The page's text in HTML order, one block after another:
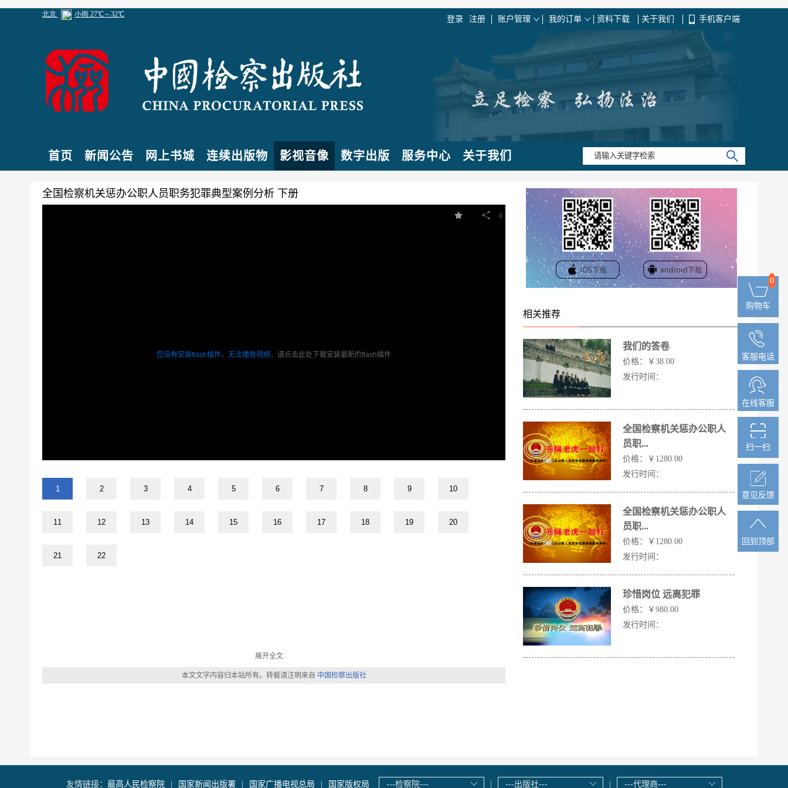
登录 注册 账户管理 我的订单 资料下载 关于我们 手机客户端
首页 新闻公告 网上书城 连续出版物 影视音像 数字出版 服务中心 关于我们
全国检察机关惩办公职人员职务犯罪典型案例分析 下册
0
您没有安装flash插件，无法播放视频， 请点击此处下载安装最新的flash插件
展开全文
本文文字内容归本站所有。转载请注明来自 中国检察出版社
相关推荐
我们的答卷
价格：
￥38.00
发行时间：
全国检察机关惩办公职人
员职...
价格：
￥1280.00
发行时间：
全国检察机关惩办公职人
员职...
价格：
￥1280.00
发行时间：
珍惜岗位 远离犯罪
价格：
￥980.00
发行时间：
0
购物车
客服电话
在线客服
扫一扫
意见反馈
回到顶部
0
购物车
客服电话
在线客服
扫一扫
意见反馈
回到顶部
友情链接： 最高人民检察院 国家新闻出版署 国家广播电视总局 国家版权局 ---检察院--- ---出版社--- ---代理商---